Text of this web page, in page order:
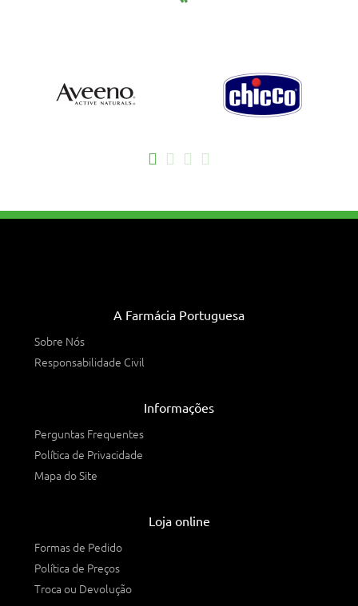
A Farmácia Portuguesa
Sobre Nós
Responsabilidade Civil
Informações
Perguntas Frequentes
Política de Privacidade
Mapa do Site
Loja online
Formas de Pedido
Política de Preços
Troca ou Devolução